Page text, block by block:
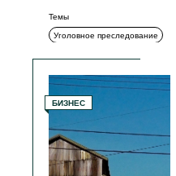
Темы
Уголовное преследование
БИЗНЕС